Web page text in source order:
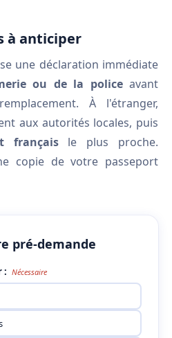
à anticiper
une déclaration immédiate
ou de la policeavant
À l'étranger,
aux autorités locales, puis
françaisle plus proche.
copie de votre passeport
pré-demande
: Nécessaire